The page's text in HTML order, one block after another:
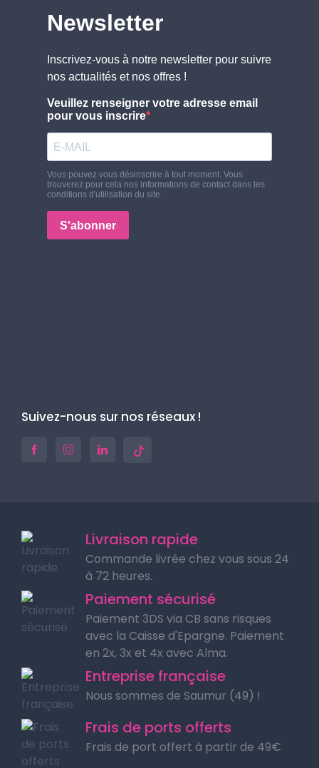
Suivez-nous sur nos réseaux !
Livraison rapide
Commande livrée chez vous sous 24
à 72 heures.
Paiement sécurisé
Paiement 3DS via CB sans risques
avec la Caisse d'Epargne. Paiement
en 2x, 3x et 4x avec Alma.
Entreprise française
Nous sommes de Saumur (49) !
Frais de ports offerts
Frais de port offert à partir de 49€